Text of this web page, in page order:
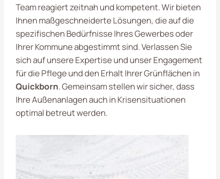
Team reagiert zeitnah und kompetent. Wir bieten
Ihnen maßgeschneiderte Lösungen, die auf die
spezifischen Bedürfnisse Ihres Gewerbes oder
Ihrer Kommune abgestimmt sind. Verlassen Sie
sich auf unsere Expertise und unser Engagement
für die Pflege und den Erhalt Ihrer Grünflächen in
Quickborn. Gemeinsam stellen wir sicher, dass
Ihre Außenanlagen auch in Krisensituationen
optimal betreut werden.